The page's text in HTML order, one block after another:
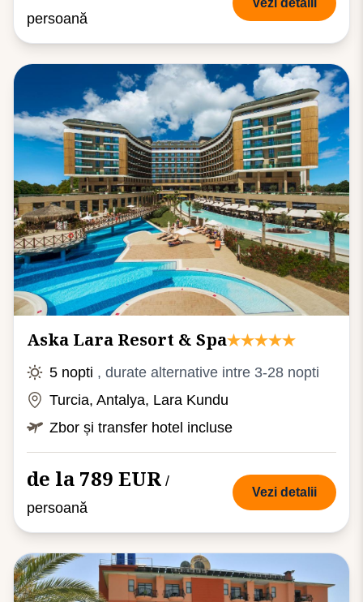
persoană
Aska Lara Resort & Spa
5 nopti , durate alternative intre 3-28 nopti
Turcia, Antalya, Lara Kundu
Zbor și transfer hotel incluse
de la 789 EUR /
persoană
Vezi detalii